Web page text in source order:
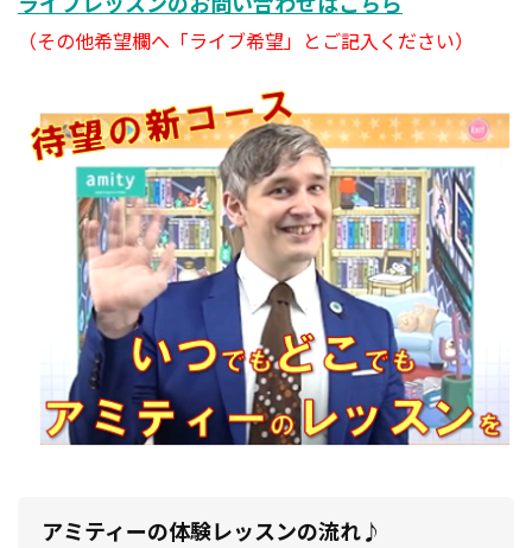
（その他希望欄へ「ライブ希望」とご記入ください）
アミティーの体験レッスンの流れ♪